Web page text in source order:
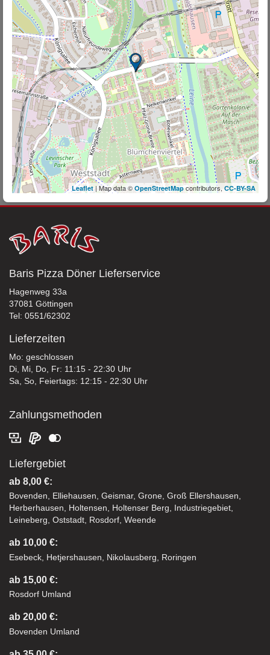
Leaflet| Map data © OpenStreetMapcontributors, CC-BY-SA
Baris Pizza Döner Lieferservice
Hagenweg 33a
37081 Göttingen
Tel: 0551/62302
Lieferzeiten
Mo: geschlossen
Di, Mi, Do, Fr: 11:15 - 22:30 Uhr
Sa, So, Feiertags: 12:15 - 22:30 Uhr
Zahlungsmethoden
Liefergebiet
ab 8,00 €:
Bovenden, Elliehausen, Geismar, Grone, Groß Ellershausen,
Herberhausen, Holtensen, Holtenser Berg, Industriegebiet,
Leineberg, Oststadt, Rosdorf, Weende
ab 10,00 €:
Esebeck, Hetjershausen, Nikolausberg, Roringen
ab 15,00 €:
Rosdorf Umland
ab 20,00 €:
Bovenden Umland